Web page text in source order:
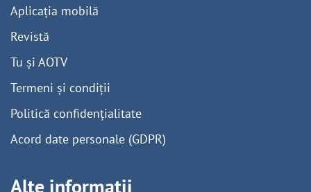
Aplicația mobilă
Revistă
Tu și AOTV
Termeni și condiții
Politică confidențialitate
Acord date personale (GDPR)
Alte informații